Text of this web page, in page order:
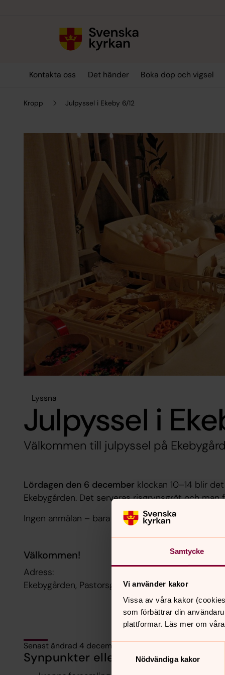
Samtycke
Vi använder kakor
Vissa av våra kakor
som förbättrar din
plattformar. Läs mer om
Samtyckesval
Nödvändiga kakor
Kontakta oss Det händer Boka dop och vigsel
Kropp Julpyssel i Ekeby 6/12
Lyssna
Julpyssel i
Välkommen till julpyssel på
Lördagen den 6 december klockan 10–14 blir
Ekebygården. Det serveras risgrynsgröt och man
Ingen anmälan – bara kom!
Välkommen!
Adress:
Ekebygården, Pastorsgatan 10, Ekeby
Senast ändrad 4 december 2025
Synpunkter eller frågor på sidans